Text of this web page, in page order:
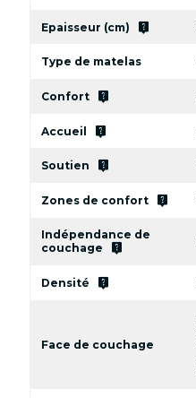
Epaisseur (cm) live_help
Type de matelas
Confort live_help
Accueil live_help
Soutien live_help
Zones de confort live_help
Indépendance de
couchage
live_help
Densité live_help
Face de couchage